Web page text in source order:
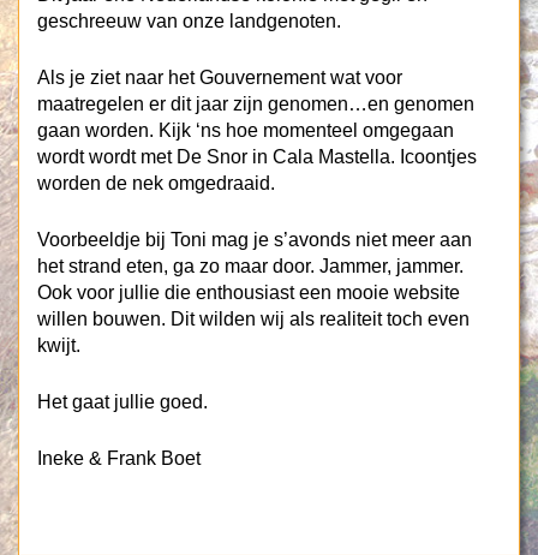
geschreeuw van onze landgenoten.
Als je ziet naar het Gouvernement wat voor
maatregelen er dit jaar zijn genomen…en genomen
gaan worden. Kijk ‘ns hoe momenteel omgegaan
wordt wordt met De Snor in Cala Mastella. Icoontjes
worden de nek omgedraaid.
Voorbeeldje bij Toni mag je s’avonds niet meer aan
het strand eten, ga zo maar door. Jammer, jammer.
Ook voor jullie die enthousiast een mooie website
willen bouwen. Dit wilden wij als realiteit toch even
kwijt.
Het gaat jullie goed.
Ineke & Frank Boet